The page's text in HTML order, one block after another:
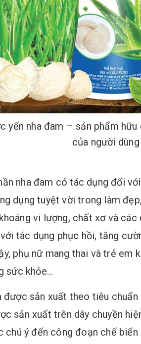
yến nha đam – sản phẩm hữu
của người dùng
nha đam có tác dụng đối
dụng tuyệt vời trong làm
vi lượng, chất xơ và
tác dụng phục hồi, tăng
phụ nữ mang thai và trẻ
sức khỏe…
sản xuất theo tiêu
sản xuất trên dây chuyền
chú ý đến công đoạn chế